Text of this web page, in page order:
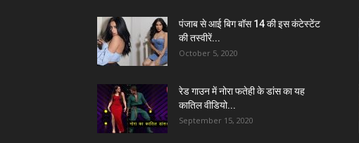
पंजाब से आई बिग बॉस 14 की इस कंटेस्टेंट
की तस्वीरें...
October 5, 2020
रेड गाउन में नोरा फतेही के डांस का यह
कातिल वीडियो...
September 15, 2020